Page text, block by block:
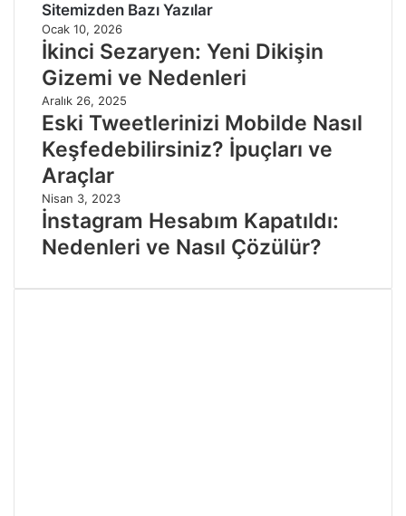
Sitemizden Bazı Yazılar
Ocak 10, 2026
İkinci Sezaryen: Yeni Dikişin
Gizemi ve Nedenleri
Aralık 26, 2025
Eski Tweetlerinizi Mobilde Nasıl
Keşfedebilirsiniz? İpuçları ve
Araçlar
Nisan 3, 2023
İnstagram Hesabım Kapatıldı:
Nedenleri ve Nasıl Çözülür?